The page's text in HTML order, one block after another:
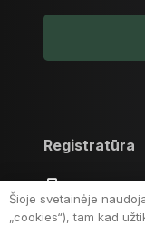
Registratūra
+370
Šioje svetainėje
„cookies“), tam kad